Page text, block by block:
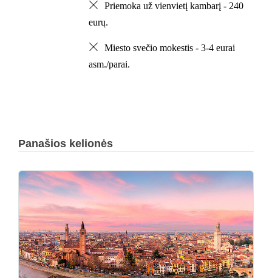
Priemoka už vienvietį kambarį - 240
eurų.
Miesto svečio mokestis - 3-4 eurai
asm./parai.
Panašios kelionės